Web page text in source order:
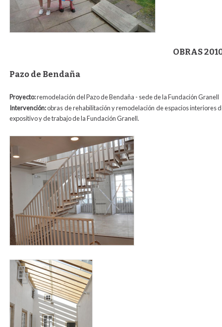
OBRAS
Pazo de Bendaña
Proyecto:remodelación del Pazo de Bendaña - sede de la Fundación Granell
Intervención:obras de rehabilitación y remodelación de espacios interiores
expositivo y de trabajo de la Fundación Granell.
bendana1.jpg
bendana2.jpg